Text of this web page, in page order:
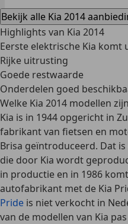
Bekijk alle Kia 2014
Highlights van Kia 2014
Eerste elektrische Kia komt
Rijke uitrusting
Goede restwaarde
Onderdelen goed
Welke Kia 2014 modellen
Kia is in 1944 opgericht in
fabrikant van fietsen en
Brisa geïntroduceerd. Dat
die door Kia wordt
in productie en in 1986
autofabrikant met de Kia
Pride is niet verkocht in
van de modellen van Kia